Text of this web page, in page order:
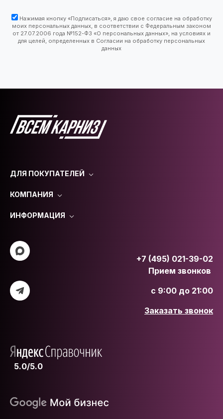
Нажимая кнопку «Подписаться», я даю свое согласие на обработку
моих персональных данных, в соответствии с Федеральным законом
от 27.07.2006 года №152-ФЗ «О персональных данных», на условиях и
для целей, определенных в Согласии на обработку персональных
данных
ДЛЯ ПОКУПАТЕЛЕЙ
КОМПАНИЯ
ИНФОРМАЦИЯ
+7 (495) 021-39-02
Прием звонков
с 9:00 до 21:00
Заказать звонок
5.0/5.0